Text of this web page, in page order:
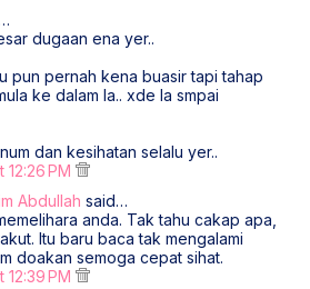
dugaan ena yer..
pun pernah kena buasir tapi tahap
ke dalam la.. xde la smpai
dan kesihatan selalu yer..
PM
Abdullah said…
anda. Tak tahu cakap apa,
Itu baru baca tak mengalami
doakan semoga cepat sihat.
PM